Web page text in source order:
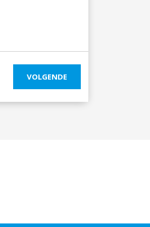
VOLGENDE